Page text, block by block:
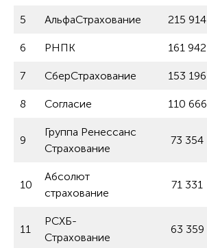
5 АльфаСтрахование 215 914
6 РНПК 161 942
7 СберСтрахование 153 196
8 Согласие 110 666
9
Группа Ренессанс
Страхование
73 354
10
Абсолют
страхование
71 331
11
РСХБ-
Страхование
63 359